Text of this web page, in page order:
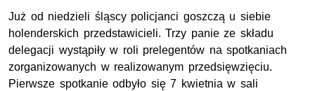
Już od niedzieli śląscy policjanci goszczą u siebie
holenderskich przedstawicieli. Trzy panie ze składu
delegacji wystąpiły w roli prelegentów na spotkaniach
zorganizowanych w realizowanym przedsięwzięciu.
Pierwsze spotkanie odbyło się 7 kwietnia w sali